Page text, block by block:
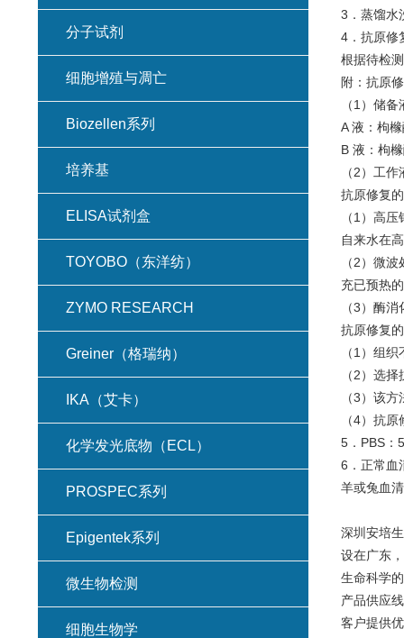
3．蒸馏水
4．抗原修
根据待检
附：抗原
（1）储
A 液：枸
B 液：枸
（2）工
抗原修复
（1）高
自来水在
（2）微
充已预热
（3）酶
抗原修复
（1）组
（2）选
（3）该
（4）抗
5．PBS：
6．正常血
羊或兔血
深圳安培
设在广东
生命科学
产品供应
客户提供
分子试剂
细胞增殖与凋亡
Biozellen系列
培养基
ELISA试剂盒
TOYOBO（东洋纺）
ZYMO RESEARCH
Greiner（格瑞纳）
IKA（艾卡）
化学发光底物（ECL）
PROSPEC系列
Epigentek系列
微生物检测
细胞生物学